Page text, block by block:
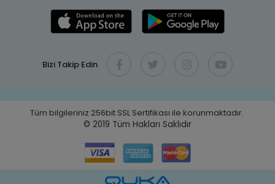
Bizi Takip Edin
Tüm bilgileriniz 256bit SSL Sertifikası ile korunmaktadır.
© 2019 Tüm Hakları Saklıdır